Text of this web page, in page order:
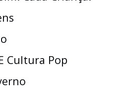
Cultura Pop